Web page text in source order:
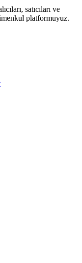
satıcıları ve
platformuyuz.